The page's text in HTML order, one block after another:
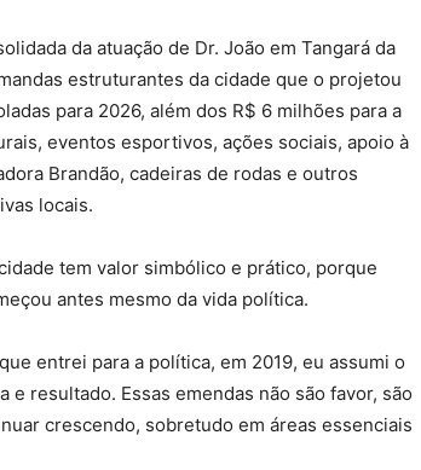
da atuação de Dr. João em Tangará da
estruturantes da cidade que o projetou
para 2026, além dos R$ 6 milhões para a
eventos esportivos, ações sociais, apoio à
Brandão, cadeiras de rodas e outros
locais.
tem valor simbólico e prático, porque
antes mesmo da vida política.
entrei para a política, em 2019, eu assumi o
resultado. Essas emendas não são favor, são
crescendo, sobretudo em áreas essenciais